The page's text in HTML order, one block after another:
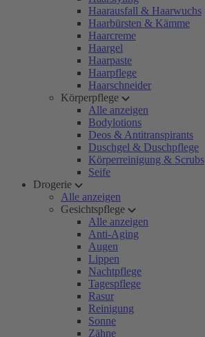
Haarausfall & Haarwuchs
Haarbürsten & Kämme
Haarcreme
Haargel
Haarpaste
Haarpflege
Haarschneider
Körperpflege
Alle anzeigen
Bodylotions
Deos & Antitranspirants
Duschgel & Duschpflege
Körperreinigung & Scrubs
Seife
Drogerie
Alle anzeigen
Gesichtspflege
Alle anzeigen
Anti-Aging
Augen
Lippen
Nachtpflege
Tagespflege
Rasur
Reinigung
Sonne
Zähne